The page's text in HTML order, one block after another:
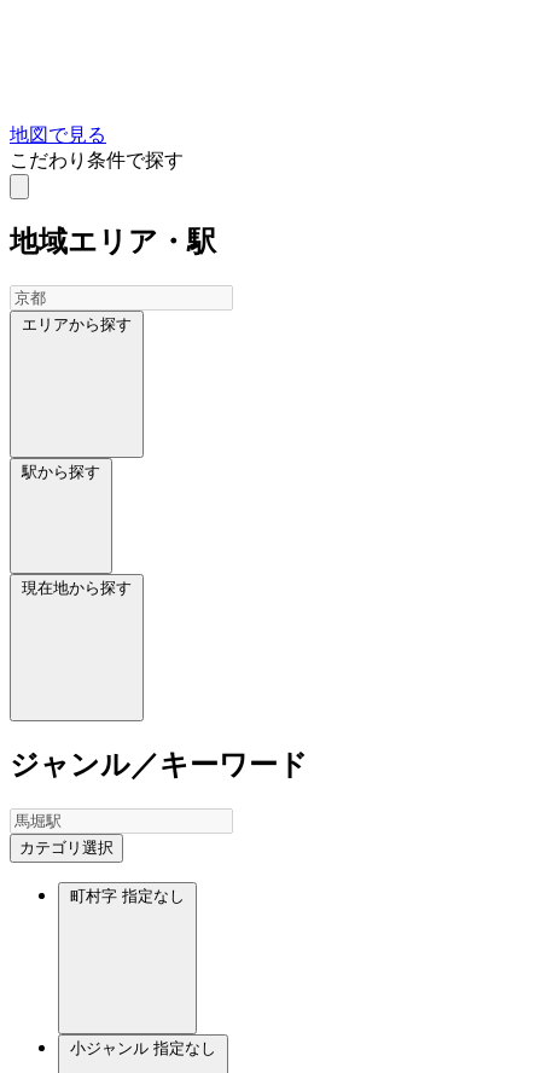
地図で見る
こだわり条件で探す
地域エリア・駅
エリアから探す
駅から探す
現在地から探す
ジャンル／キーワード
カテゴリ選択
町村字 指定なし
小ジャンル 指定なし